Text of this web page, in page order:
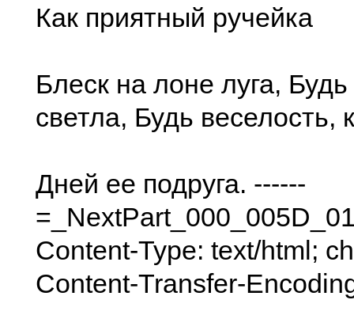
Как приятный ручейка
Блеск на лоне луга,
светла, Будь веселость,
Дней ее подруга. ------
Content-Type: text/html;
Content-Transfer-